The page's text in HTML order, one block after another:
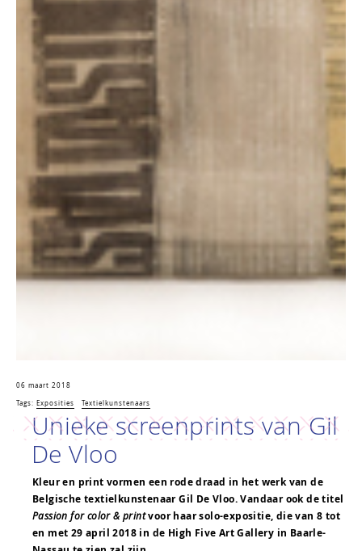
06 maart 2018
Tags: Exposities Textielkunstenaars
Unieke screenprints van Gil
De Vloo
Kleur en print vormen een rode draad in het werk van de
Belgische textielkunstenaar Gil De Vloo. Vandaar ook de titel
Passion for color & printvoor haar solo-expositie, die van 8 tot
en met 29 april 2018 in de High Five Art Gallery in Baarle-